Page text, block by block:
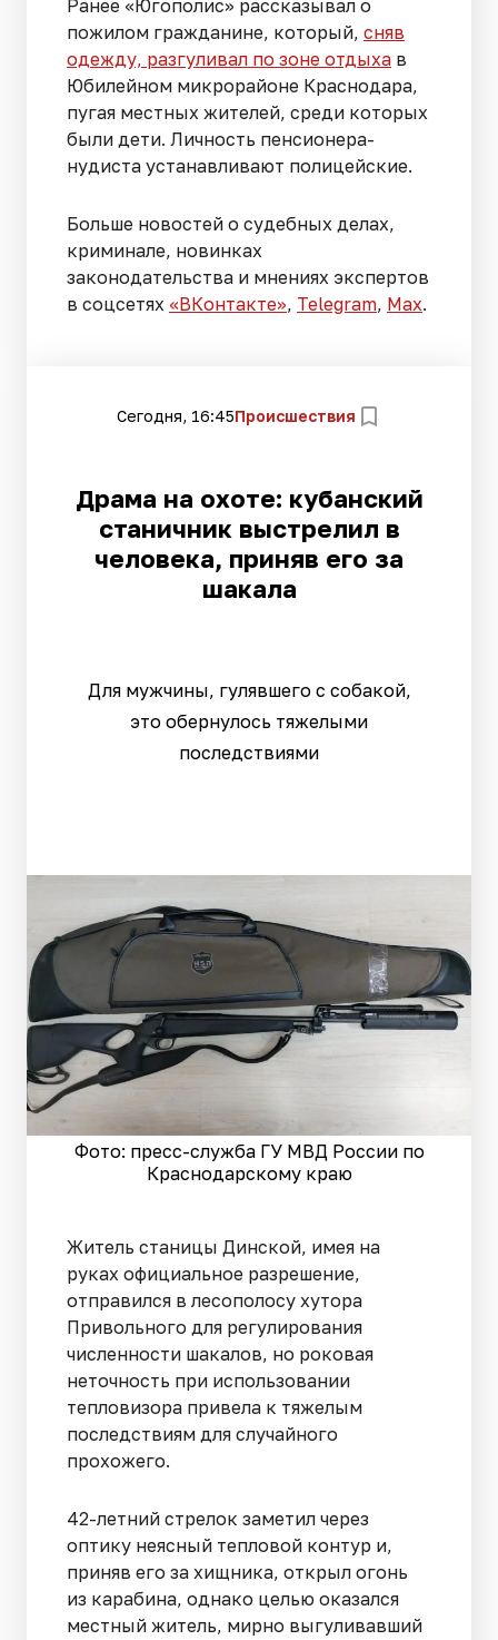
Ранее «Югополис» рассказывал о
пожилом гражданине, который, сняв
одежду, разгуливал по зоне отдыха в
Юбилейном микрорайоне Краснодара,
пугая местных жителей, среди которых
были дети. Личность пенсионера-
нудиста устанавливают полицейские.
Больше новостей о судебных делах,
криминале, новинках
законодательства и мнениях экспертов
в соцсетях «ВКонтакте», Telegram, Мах.
Сегодня, 16:45Происшествия
Драма на охоте: кубанский
станичник выстрелил в
человека, приняв его за
шакала
Для мужчины, гулявшего с собакой,
это обернулось тяжелыми
последствиями
Фото: пресс-служба ГУ МВД России по
Краснодарскому краю
Житель станицы Динской, имея на
руках официальное разрешение,
отправился в лесополосу хутора
Привольного для регулирования
численности шакалов, но роковая
неточность при использовании
тепловизора привела к тяжелым
последствиям для случайного
прохожего.
42-летний стрелок заметил через
оптику неясный тепловой контур и,
приняв его за хищника, открыл огонь
из карабина, однако целью оказался
местный житель, мирно выгуливавший